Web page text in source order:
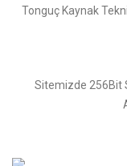
Tonguç Kaynak
Sitemizde 256Bit